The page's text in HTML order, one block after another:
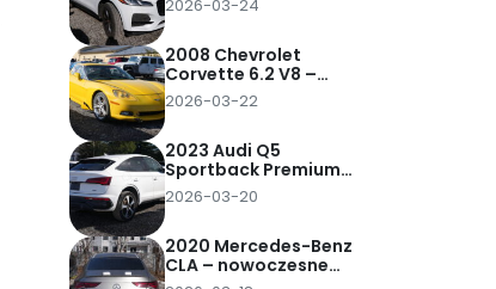
tys. zł pod dom
2026-03-24
2008 Chevrolet
Corvette 6.2 V8 –
klasyczna
amerykańska
sprowadzona z USA
za 62 tys. zł pod dom
2026-03-22
2023 Audi Q5
Sportback Premium
Plus 45 TFSI –
nowoczesny SUV
sprowadzony za 95
tys. zł pod dom
2026-03-20
2020 Mercedes-Benz
CLA – nowoczesne
coupe w stylu